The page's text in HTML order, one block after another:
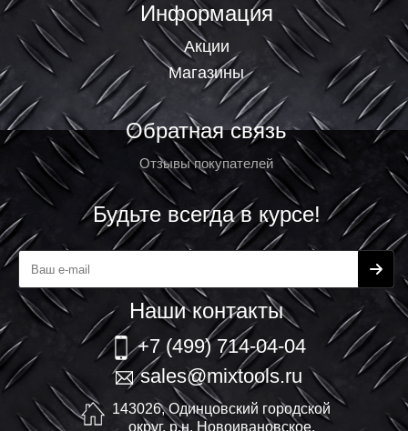
Информация
Акции
Магазины
Обратная связь
Отзывы покупателей
Будьте всегда в курсе!
Наши контакты
+7 (499) 714-04-04
sales@mixtools.ru
143026, Одинцовский городской
округ, р.н. Новоивановское,